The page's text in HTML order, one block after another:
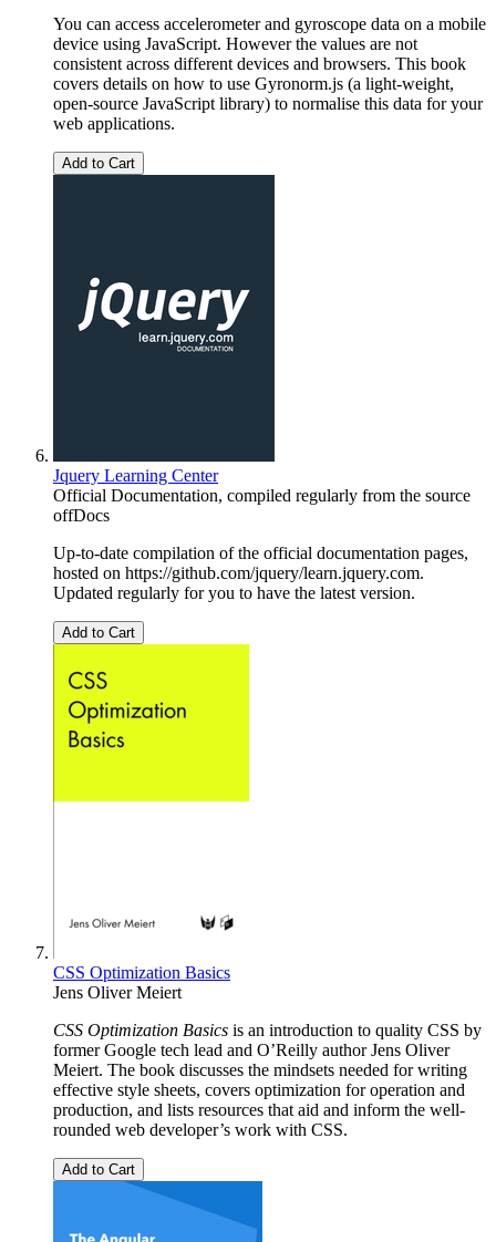
You can access accelerometer and gyroscope data on a mobile
device using JavaScript. However the values are not
consistent across different devices and browsers. This book
covers details on how to use Gyronorm.js (a light-weight,
open-source JavaScript library) to normalise this data for your
web applications.
Add to Cart
Jquery Learning Center
Official Documentation, compiled regularly from the source
offDocs
Up-to-date compilation of the official documentation pages,
hosted on https://github.com/jquery/learn.jquery.com.
Updated regularly for you to have the latest version.
Add to Cart
CSS Optimization Basics
Jens Oliver Meiert
CSS Optimization Basics is an introduction to quality CSS by
former Google tech lead and O’Reilly author Jens Oliver
Meiert. The book discusses the mindsets needed for writing
effective style sheets, covers optimization for operation and
production, and lists resources that aid and inform the well-
rounded web developer’s work with CSS.
Add to Cart